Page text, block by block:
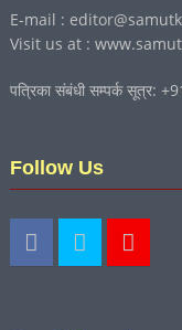
E-mail :
Visit us at :
पत्रिका संबंधी सम्पर्क सूत्र:
Follow Us